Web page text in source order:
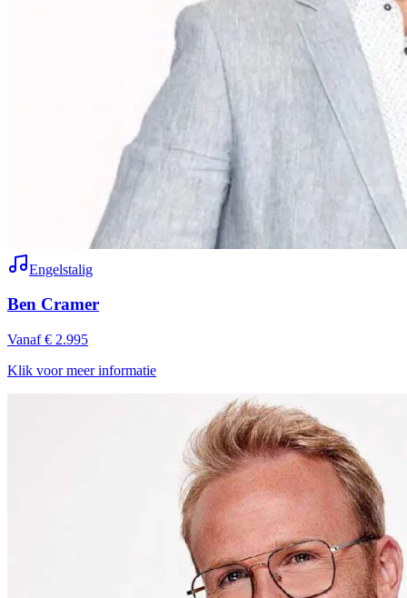
Engelstalig
Ben Cramer
Vanaf € 2.995
Klik voor meer informatie